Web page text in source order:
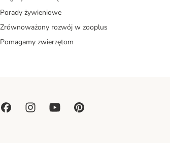
Porady żywieniowe
Zrównoważony rozwój w zooplus
Pomagamy zwierzętom